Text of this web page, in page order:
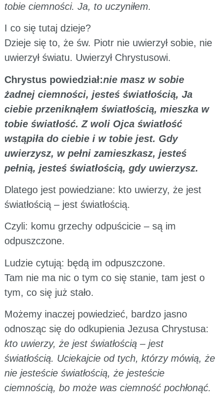
tobie ciemności. Ja, to uczyniłem.
I co się tutaj dzieje?
Dzieje się to, że św. Piotr nie uwierzył sobie, nie
uwierzył światu. Uwierzył Chrystusowi.
Chrystus powiedział:nie masz w sobie
żadnej ciemności, jesteś światłością, Ja
ciebie przeniknąłem światłością, mieszka w
tobie światłość. Z woli Ojca światłość
wstąpiła do ciebie i w tobie jest. Gdy
uwierzysz, w pełni zamieszkasz, jesteś
pełnią, jesteś światłością, gdy uwierzysz.
Dlatego jest powiedziane: kto uwierzy, że jest
światłością – jest światłością.
Czyli: komu grzechy odpuścicie – są im
odpuszczone.
Ludzie cytują: będą im odpuszczone.
Tam nie ma nic o tym co się stanie, tam jest o
tym, co się już stało.
Możemy inaczej powiedzieć, bardzo jasno
odnosząc się do odkupienia Jezusa Chrystusa:
kto uwierzy, że jest światłością – jest
światłością. Uciekajcie od tych, którzy mówią, że
nie jesteście światłością, że jesteście
ciemnością, bo może was ciemność pochłonąć.